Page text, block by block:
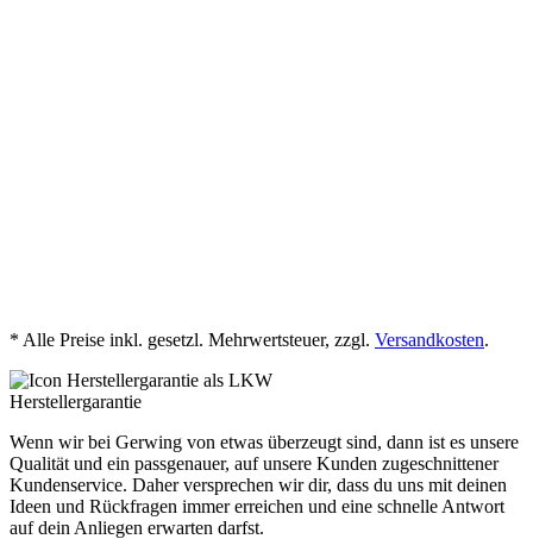
* Alle Preise inkl. gesetzl. Mehrwertsteuer, zzgl. Versandkosten.
Herstellergarantie
Wenn wir bei Gerwing von etwas überzeugt sind, dann ist es unsere
Qualität und ein passgenauer, auf unsere Kunden zugeschnittener
Kundenservice. Daher versprechen wir dir, dass du uns mit deinen
Ideen und Rückfragen immer erreichen und eine schnelle Antwort
auf dein Anliegen erwarten darfst.